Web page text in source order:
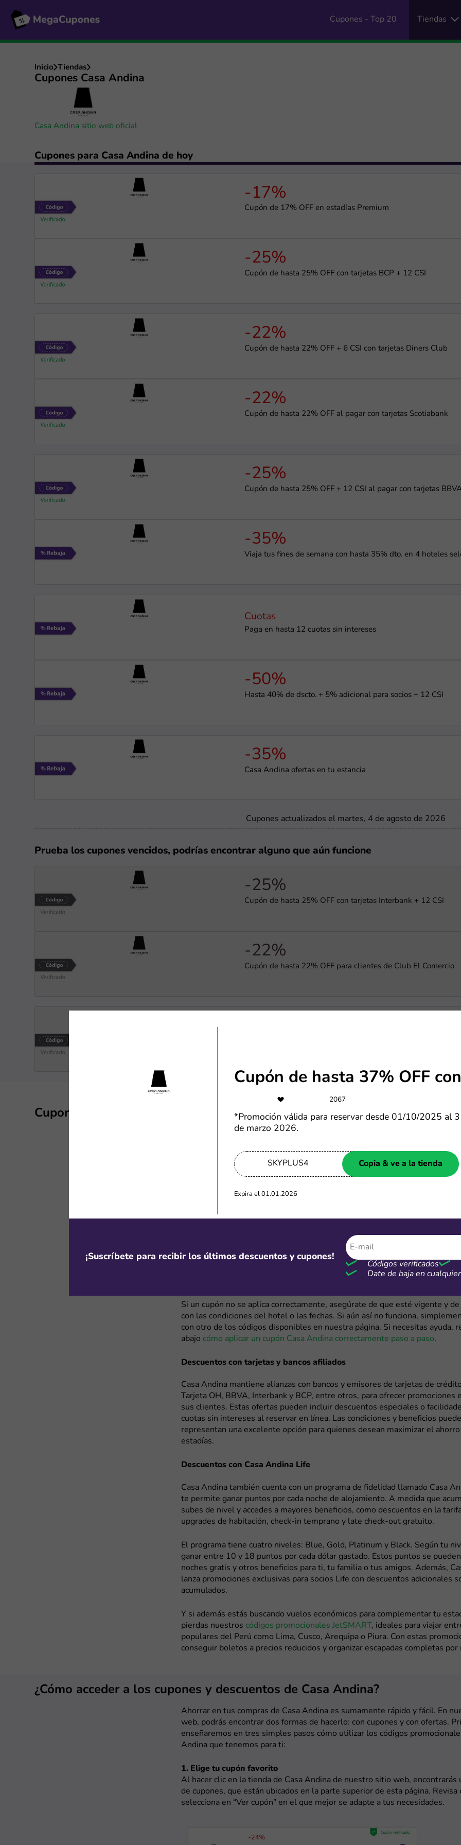
Cupones - Top 20 Tiendas
Inicio Tiendas
Cupones Casa Andina
Casa Andina sitio web oficial
Cupones para Casa Andina de hoy
-17%
Cupón de 17% OFF en estadías Premium
-25%
Cupón de hasta 25% OFF con tarjetas BCP + 12 CSI
-22%
Cupón de hasta 22% OFF + 6 CSI con tarjetas Diners Club
-22%
Cupón de hasta 22% OFF al pagar con tarjetas Scotiabank
-25%
Cupón de hasta 25% OFF + 12 CSI al pagar con tarjetas
-35%
Viaja tus fines de semana con hasta 35% dto. en 4 hoteles
Cuotas
Paga en hasta 12 cuotas sin intereses
-50%
Hasta 40% de dscto. + 5% adicional para socios + 12 CSI
-35%
Casa Andina ofertas en tu estancia
Cupones actualizados el martes, 4 de agosto de 2026
Prueba los cupones vencidos, podrías encontrar alguno que aún funcione
-25%
Cupón de hasta 25% OFF con tarjetas Interbank + 12 CSI
-22%
Cupón de hasta 22% OFF para clientes de Club El Comercio
Cupones y descuentos de Casa Andina
que te permiten ahorrar en tus reservas, ya sea para viajes de descanso,
escapadas de fin de semana. Además, te contamos cuándo aprovechar al
Todos los cupones activos de Casa Andina están disponibles en nuestra
arriba de este texto. Se actualizan con frecuencia y son completamente
cualquier usuario que quiera ahorrar en su reserva. Para usarlos, solo tienes
Si un cupón no se aplica correctamente, asegúrate de que esté vigente y
con las condiciones del hotel o las fechas. Si aún así no funciona,
con otro de los códigos disponibles en nuestra página. Si necesitas ayuda,
abajo cómo aplicar un cupón Casa Andina correctamente paso a paso.
Descuentos con tarjetas y bancos afiliados
Casa Andina mantiene alianzas con bancos y emisores de tarjetas de
Tarjeta OH, BBVA, Interbank y BCP, entre otros, para ofrecer promociones
sus clientes. Estas ofertas pueden incluir descuentos especiales o
cuotas sin intereses al reservar en línea. Las condiciones y beneficios
representan una excelente opción para quienes desean maximizar el ahorro
estadías.
Descuentos con Casa Andina Life
Casa Andina también cuenta con un programa de fidelidad llamado Casa
te permite ganar puntos por cada noche de alojamiento. A medida que
subes de nivel y accedes a mayores beneficios, como descuentos en la
upgrades de habitación, check-in temprano y late check-out gratuito.
El programa tiene cuatro niveles: Blue, Gold, Platinum y Black. Según tu
ganar entre 10 y 18 puntos por cada dólar gastado. Estos puntos se
noches gratis y otros beneficios para ti, tu familia o tus amigos. Además,
lanza promociones exclusivas para socios Life con descuentos adicionales
acumulados.
Y si además estás buscando vuelos económicos para complementar tu
pierdas nuestros códigos promocionales JetSMART , ideales para viajar
populares del Perú como Lima, Cusco, Arequipa o Piura. Con estas
conseguir boletos a precios reducidos y organizar escapadas completas por
¿Cómo acceder a los cupones y descuentos de Casa Andina?
Ahorrar en tus compras de Casa Andina es sumamente rápido y fácil. En
web, podrás encontrar dos formas de hacerlo: con cupones y con ofertas.
enseñaremos en tres simples pasos cómo utilizar los códigos
Andina que tenemos para ti:
1. Elige tu cupón favorito
Al hacer clic en la tienda de Casa Andina de nuestro sitio web, encontrarás
de cupones, que están ubicados en la parte superior de esta página. Revisa
selecciona en “Ver cupón” en el que mejor se adapte a tus necesidades.
Cupón de hasta 37% OFF
2067
*Promoción válida para reservar desde 01/10/2025 al
de marzo 2026.
SKYPLUS4 Copia & ve a la tienda
Expira el 01.01.2026
¡Suscríbete para recibir los últimos descuentos y cupones!
Códigos verificados
Date de baja en